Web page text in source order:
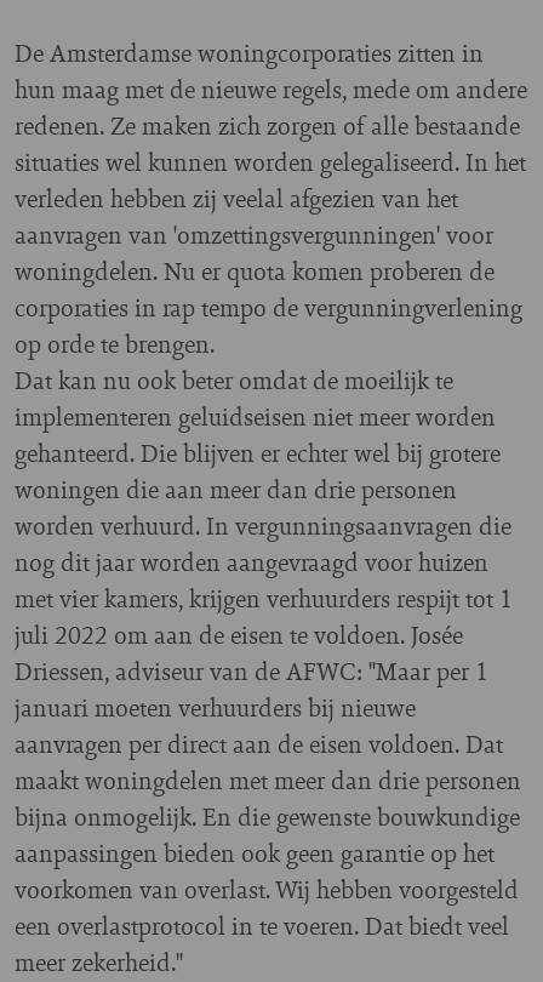
De Amsterdamse woningcorporaties zitten in
hun maag met de nieuwe regels, mede om andere
redenen. Ze maken zich zorgen of alle bestaande
situaties wel kunnen worden gelegaliseerd. In het
verleden hebben zij veelal afgezien van het
aanvragen van 'omzettingsvergunningen' voor
woningdelen. Nu er quota komen proberen de
corporaties in rap tempo de vergunningverlening
op orde te brengen.
Dat kan nu ook beter omdat de moeilijk te
implementeren geluidseisen niet meer worden
gehanteerd. Die blijven er echter wel bij grotere
woningen die aan meer dan drie personen
worden verhuurd. In vergunningsaanvragen die
nog dit jaar worden aangevraagd voor huizen
met vier kamers, krijgen verhuurders respijt tot 1
juli 2022 om aan de eisen te voldoen. Josée
Driessen, adviseur van de AFWC: "Maar per 1
januari moeten verhuurders bij nieuwe
aanvragen per direct aan de eisen voldoen. Dat
maakt woningdelen met meer dan drie personen
bijna onmogelijk. En die gewenste bouwkundige
aanpassingen bieden ook geen garantie op het
voorkomen van overlast. Wij hebben voorgesteld
een overlastprotocol in te voeren. Dat biedt veel
meer zekerheid."